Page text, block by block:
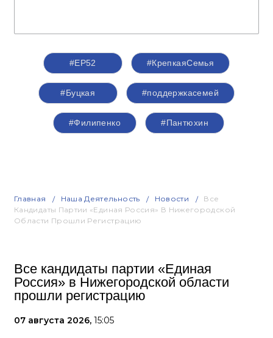
#ЕР52 #КрепкаяСемья
#Буцкая #поддержкасемей
#Филипенко #Пантюхин
Главная Наша Деятельность Новости
Все
Кандидаты Партии «Единая Россия» В Нижегородской
Области Прошли Регистрацию
Все кандидаты партии «Единая
Россия» в Нижегородской области
прошли регистрацию
07 августа 2026, 15:05